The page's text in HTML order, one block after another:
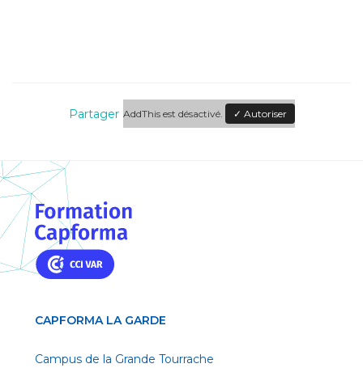
Partager AddThis est désactivé. ✓ Autoriser
CAPFORMA LA GARDE
Campus de la Grande Tourrache